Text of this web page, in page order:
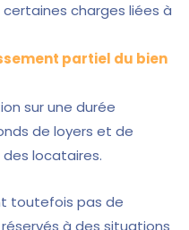
charges liées à
partiel du bien
sur une durée
de loyers et de
locataires.
toutefois pas de
à des situations